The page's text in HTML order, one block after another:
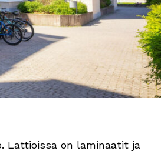
Lattioissa on laminaatit ja